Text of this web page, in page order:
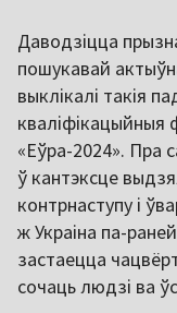
Даводзіцца
пошукавай
выклікалі такія
«Еўра-2024». Пра
ў кантэксце
контрнаступу і
ж Украіна па-
застаецца
сочаць людзі ва